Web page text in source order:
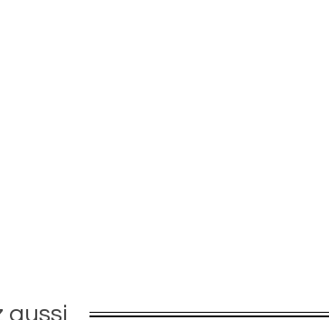
aussi